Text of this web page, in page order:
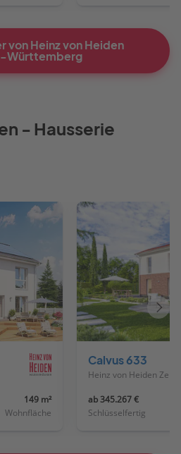
von Heinz von Heiden
Württemberg
- Hausserie
149 m²
Wohnfläche
Calvus 633
ab 345.267 €
Schlüsselfertig
Haus